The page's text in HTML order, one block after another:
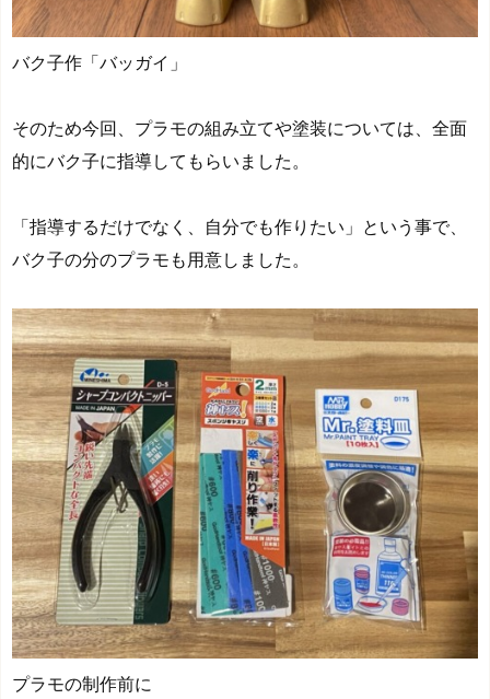
バク子作「バッガイ」
そのため今回、プラモの組み立てや塗装については、全面
的にバク子に指導してもらいました。
「指導するだけでなく、自分でも作りたい」という事で、
バク子の分のプラモも用意しました。
プラモの制作前に